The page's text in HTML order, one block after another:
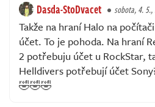
Dasda-StoDvacet sobota, 4. 5.,
Takže na hraní Halo na
účet. To je pohoda. Na hraní
2 potřebuju účet u RockStar,
Helldivers potřebují účet
🤣🤣🤣